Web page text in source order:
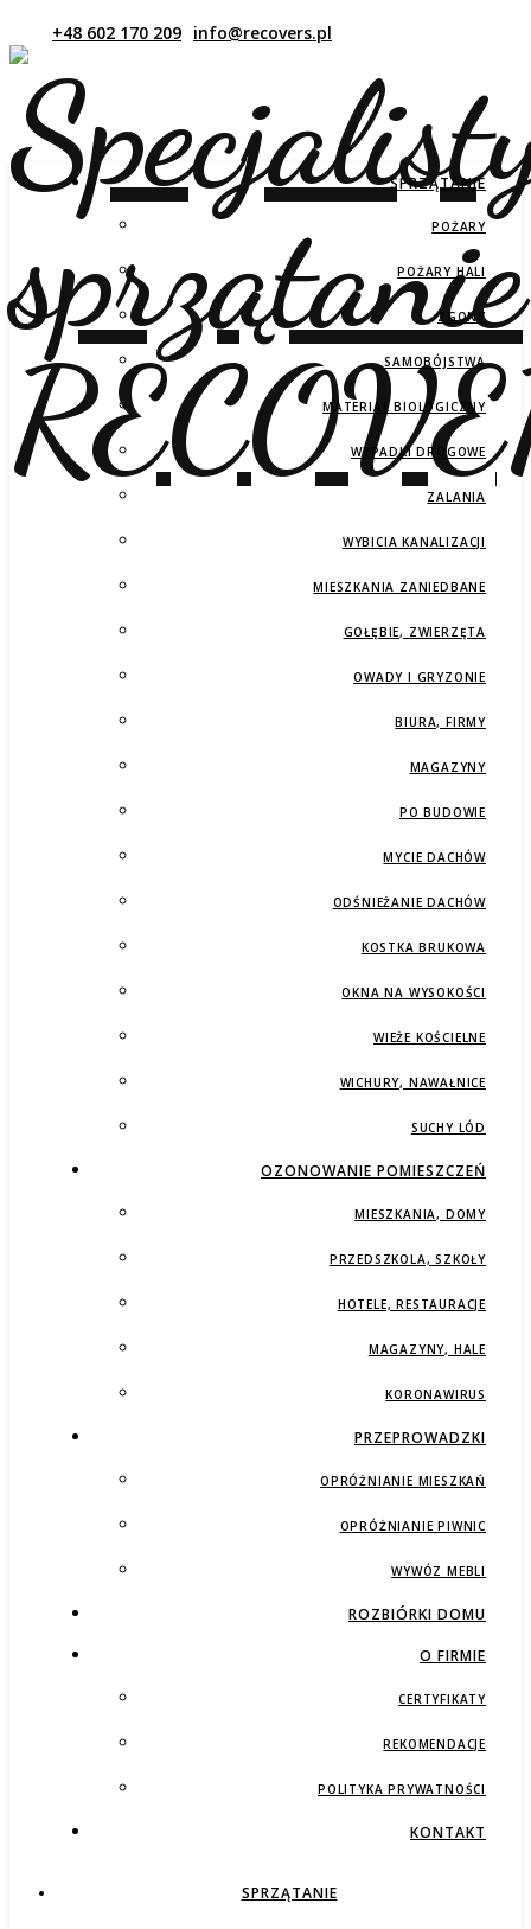
SPRZĄTANIE
POŻARY
POŻARY HALI
ZGONY
SAMOBÓJSTWA
MATERIAŁ BIOLOGICZNY
WYPADKI DROGOWE
ZALANIA
WYBICIA KANALIZACJI
MIESZKANIA ZANIEDBANE
GOŁĘBIE, ZWIERZĘTA
OWADY I GRYZONIE
BIURA, FIRMY
MAGAZYNY
PO BUDOWIE
MYCIE DACHÓW
ODŚNIEŻANIE DACHÓW
KOSTKA BRUKOWA
OKNA NA WYSOKOŚCI
WIEŻE KOŚCIELNE
WICHURY, NAWAŁNICE
SUCHY LÓD
OZONOWANIE POMIESZCZEŃ
MIESZKANIA, DOMY
PRZEDSZKOLA, SZKOŁY
HOTELE, RESTAURACJE
MAGAZYNY, HALE
KORONAWIRUS
PRZEPROWADZKI
OPRÓŻNIANIE MIESZKAŃ
OPRÓŻNIANIE PIWNIC
WYWÓZ MEBLI
ROZBIÓRKI DOMU
O FIRMIE
CERTYFIKATY
REKOMENDACJE
POLITYKA PRYWATNOŚCI
KONTAKT
SPRZĄTANIE